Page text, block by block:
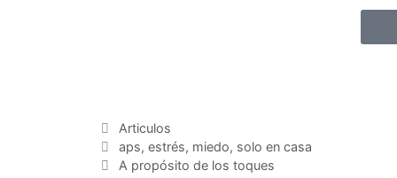
Articulos
aps, estrés, miedo, solo en casa
A propósito de los toques